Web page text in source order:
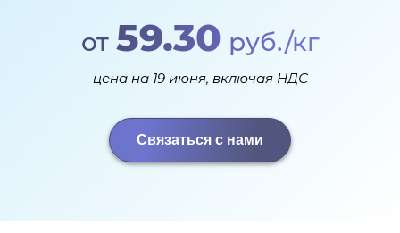
от 59.30 руб./кг
цена на 19 июня, включая НДС
Связаться с нами